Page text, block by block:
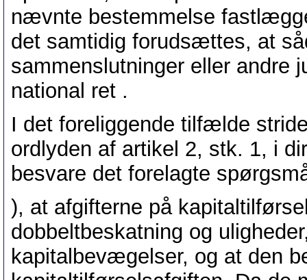
nævnte bestemmelse
det samtidig forudsættes, at
sammenslutninger eller andre
national ret .
I det foreliggende tilfælde
ordlyden af artikel 2, stk. 1, i
besvare det forelagte
), at afgifterne på
dobbeltbeskatning og
kapitalbevægelser, og at den